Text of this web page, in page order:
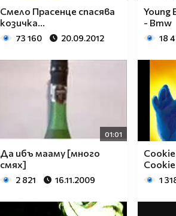
Смело Прасенце спасява
козичка...
73 160 20.09.2012
Young
- Bmw
18
01:01
Да ибъ мааму [много
смях]
2 821 16.11.2009
Cookie
1